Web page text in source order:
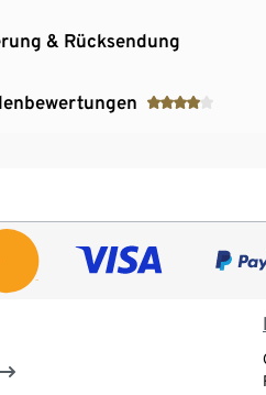
& Rücksendung